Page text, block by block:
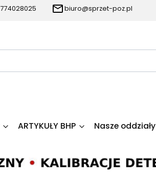
774028025 biuro@sprzet-poz.pl
ARTYKUŁY BHP Nasze oddziały